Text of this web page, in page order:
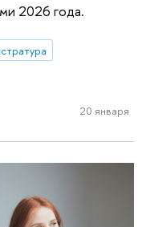
2026 года.
20 января